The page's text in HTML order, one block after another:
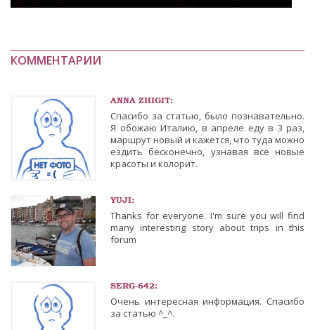
КОММЕНТАРИИ
ANNA ZHIGIT:
Спасибо за статью, было познавательно.
Я обожаю Италию, в апреле еду в 3 раз,
маршрут новый и кажется, что туда можно
ездить бесконечно, узнавая все новые
красоты и колорит.
YUJI:
Thanks for everyone. I'm sure you will find
many interesting story about trips in this
forum
SERG-642:
Очень интересная информация. Спасибо
за статью ^_^.